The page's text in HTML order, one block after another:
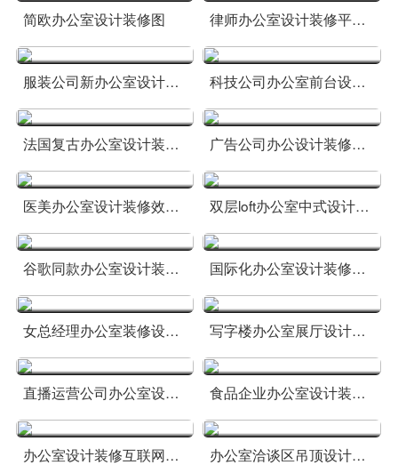
简欧办公室设计装修图 律师办公室设计装修平面图方案
服装公司新办公室设计装修图 科技公司办公室前台设计装修方案
法国复古办公室设计装修图 广告公司办公设计装修案例
医美办公室设计装修效果图 双层loft办公室中式设计装修图
谷歌同款办公室设计装修方案 国际化办公室设计装修案例图
女总经理办公室装修设计方案 写字楼办公室展厅设计装修图
直播运营公司办公室设计图 食品企业办公室设计装修方案
办公室设计装修互联网公司效果 办公室洽谈区吊顶设计效果